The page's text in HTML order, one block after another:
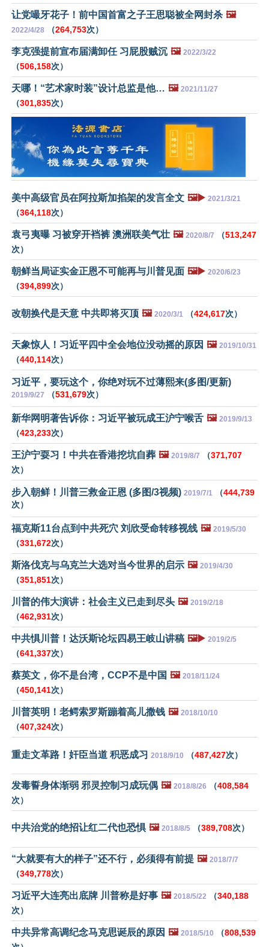
让党嘬牙花子！前中国首富之子王思聪被全网封杀 🖼️
2022/4/28 （264,753次）
李克强提前宣布届满卸任 习屁股贼沉 🖼️ 2022/3/22
（506,158次）
天哪！“艺术家时装”设计总监是他… 🖼️ 2021/11/27
（301,835次）
美中高级官员在阿拉斯加掐架的发言全文 🖼️▶️ 2021/3/21
（364,118次）
袁弓夷曝 习被穿开裆裤 澳洲联美气壮 🖼️ 2020/8/7 （513,247
次）
朝鲜当局证实金正恩不可能再与川普见面 🖼️▶️ 2020/6/23
（394,899次）
改朝换代是天意 中共即将灭顶 🖼️ 2020/3/1 （424,617次）
天象惊人！习近平四中全会地位没动摇的原因 🖼️ 2019/10/31
（440,114次）
习近平，要玩这个，你绝对玩不过薄熙来(多图/更新)
2019/9/27 （531,679次）
新华网明著告诉你：习近平被玩成王沪宁喉舌 🖼️ 2019/9/13
（423,233次）
王沪宁耍习！中共在香港挖坑自葬 🖼️ 2019/8/7 （371,707
次）
步入朝鲜！川普三救金正恩 (多图/3视频) 2019/7/1 （444,739
次）
福克斯11台点到中共死穴 刘欣受命转移视线 🖼️ 2019/5/30
（331,672次）
斯洛伐克与乌克兰大选对当今世界的启示 🖼️ 2019/4/30
（351,851次）
川普的伟大演讲：社会主义已走到尽头 🖼️ 2019/2/18
（462,931次）
中共惧川普！达沃斯论坛四易王岐山讲稿 🖼️▶️ 2019/2/5
（641,337次）
蔡英文，你不是台湾，CCP不是中国 🖼️ 2018/11/24
（450,141次）
川普英明！老鳄索罗斯蹦着高儿撒钱 🖼️ 2018/10/10
（407,324次）
重走文革路！奸臣当道 积恶成习 2018/9/10 （487,427次）
发毒誓身体渐弱 邪灵控制习成玩偶 🖼️ 2018/8/26 （408,584
次）
中共治党的绝招让红二代也恐惧 🖼️ 2018/8/5 （389,708次）
“大就要有大的样子”还不行，必须得有前提 🖼️ 2018/7/7
（349,778次）
习近平大连亮出底牌 川普称是好事 🖼️ 2018/5/22 （340,188
次）
中共异常高调纪念马克思诞辰的原因 🖼️ 2018/5/10 （808,539